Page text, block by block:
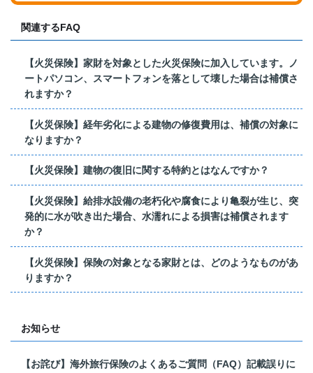
関連するFAQ
【火災保険】家財を対象とした火災保険に加入しています。ノ
ートパソコン、スマートフォンを落として壊した場合は補償さ
れますか？
【火災保険】経年劣化による建物の修復費用は、補償の対象に
なりますか？
【火災保険】建物の復旧に関する特約とはなんですか？
【火災保険】給排水設備の老朽化や腐食により亀裂が生じ、突
発的に水が吹き出た場合、水濡れによる損害は補償されます
か？
【火災保険】保険の対象となる家財とは、どのようなものがあ
りますか？
お知らせ
【お詫び】海外旅行保険のよくあるご質問（FAQ）記載誤りに